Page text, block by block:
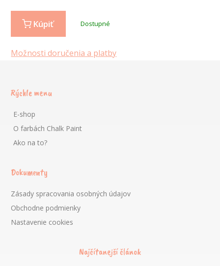
Kúpiť Dostupné
Možnosti doručenia a platby
Rýchle menu
E-shop
O farbách Chalk Paint
Ako na to?
Dokumenty
Zásady spracovania osobných údajov
Obchodne podmienky
Nastavenie cookies
Najčítanejší článok